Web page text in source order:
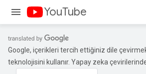
YouTube
Google, içerikleri tercih ettiğiniz dile
teknolojisini kullanır. Yapay zeka